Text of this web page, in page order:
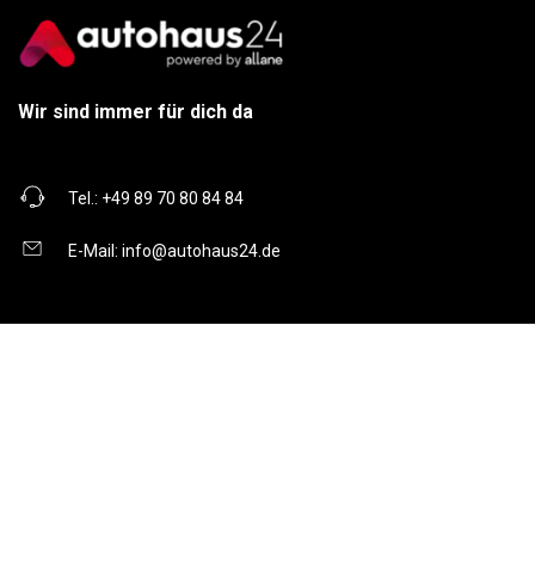
Wir sind immer für dich da
Tel.: +49 89 70 80 84 84
E-Mail: info@autohaus24.de